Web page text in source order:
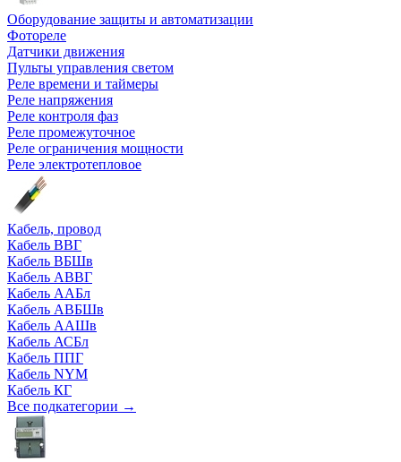
Оборудование защиты и автоматизации
Фотореле
Датчики движения
Пульты управления светом
Реле времени и таймеры
Реле напряжения
Реле контроля фаз
Реле промежуточное
Реле ограничения мощности
Реле электротепловое
Кабель, провод
Кабель ВВГ
Кабель ВБШв
Кабель АВВГ
Кабель ААБл
Кабель АВБШв
Кабель ААШв
Кабель АСБл
Кабель ППГ
Кабель NYM
Кабель КГ
Все подкатегории →